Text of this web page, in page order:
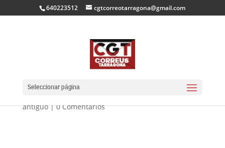
640223512 cgtcorreotarragona@gmail.com
Seleccionar página
antiguo|0 Comentarios